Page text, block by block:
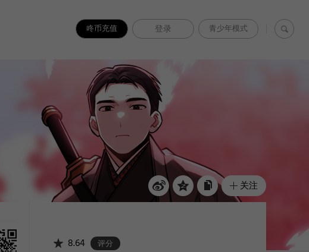
咚币充值 登录 青少年模式
关注
8.64 评分